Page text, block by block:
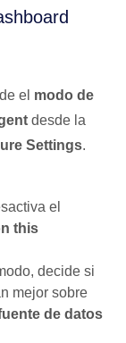
el modo de
desde la
Settings.
el
this
decide si
mejor sobre
de datos